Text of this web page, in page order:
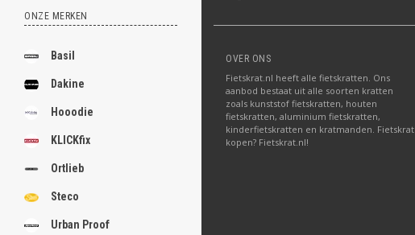
ONZE MERKEN
Basil
Dakine
Hooodie
KLICKfix
Ortlieb
Steco
Urban Proof
OVER ONS
Fietskrat.nl heeft alle fietskratten. Ons
aanbod bestaat uit alle soorten kratten
zoals kunststof fietskratten, houten
fietskratten, aluminium fietskratten,
kinderfietskratten en kratmanden. Fietskrat
kopen? Fietskrat.nl!